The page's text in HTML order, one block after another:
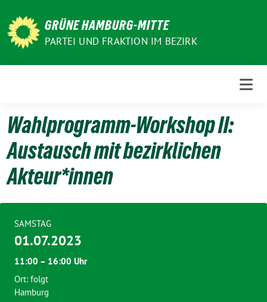
zum
Inhalt
GRÜNE HAMBURG-MITTE
PARTEI UND FRAKTION IM BEZIRK
Wahlprogramm-Workshop II:
Austausch mit bezirklichen
Akteur*innen
SAMSTAG
01.07.2023
11:00 – 16:00 Uhr
Ort: folgt
Hamburg